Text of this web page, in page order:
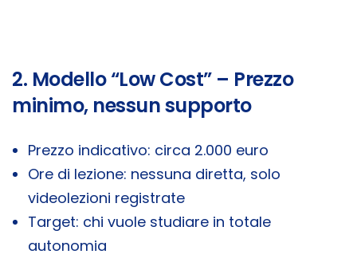
2. Modello “Low Cost” – Prezzo
minimo, nessun supporto
Prezzo indicativo: circa 2.000 euro
Ore di lezione: nessuna diretta, solo
videolezioni registrate
Target: chi vuole studiare in totale
autonomia